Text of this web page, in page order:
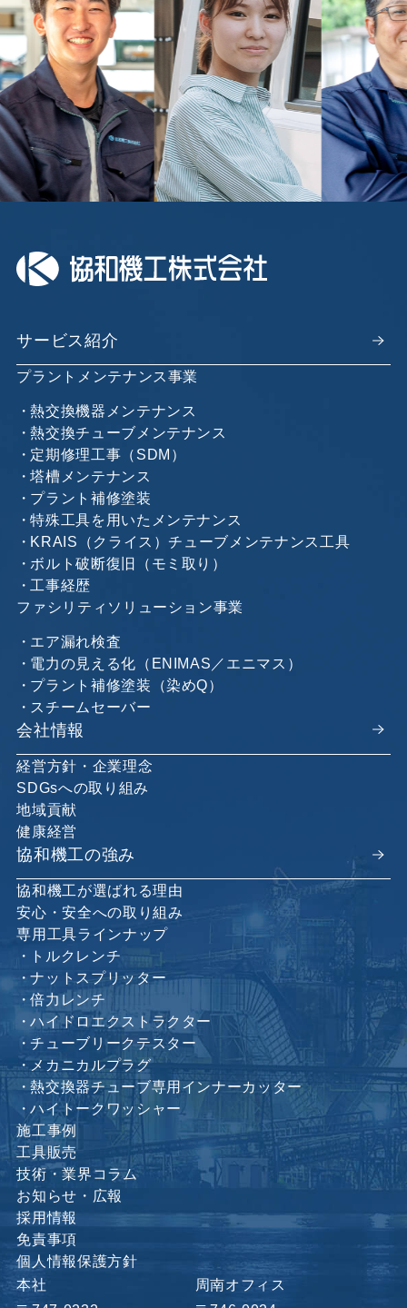
サービス紹介
プラントメンテナンス事業
熱交換機器メンテナンス
熱交換チューブメンテナンス
定期修理工事（SDM）
塔槽メンテナンス
プラント補修塗装
特殊工具を用いたメンテナンス
KRAIS（クライス）チューブメンテナンス工具
ボルト破断復旧（モミ取り）
工事経歴
ファシリティソリューション事業
エア漏れ検査
電力の見える化（ENIMAS／エニマス）
プラント補修塗装（染めQ）
スチームセーバー
会社情報
経営方針・企業理念
SDGsへの取り組み
地域貢献
健康経営
協和機工の強み
協和機工が選ばれる理由
安心・安全への取り組み
専用工具ラインナップ
トルクレンチ
ナットスプリッター
倍力レンチ
ハイドロエクストラクター
チューブリークテスター
メカニカルプラグ
熱交換器チューブ専用インナーカッター
ハイトークワッシャー
施工事例
工具販売
技術・業界コラム
お知らせ・広報
採用情報
免責事項
個人情報保護方針
本社
周南オフィス